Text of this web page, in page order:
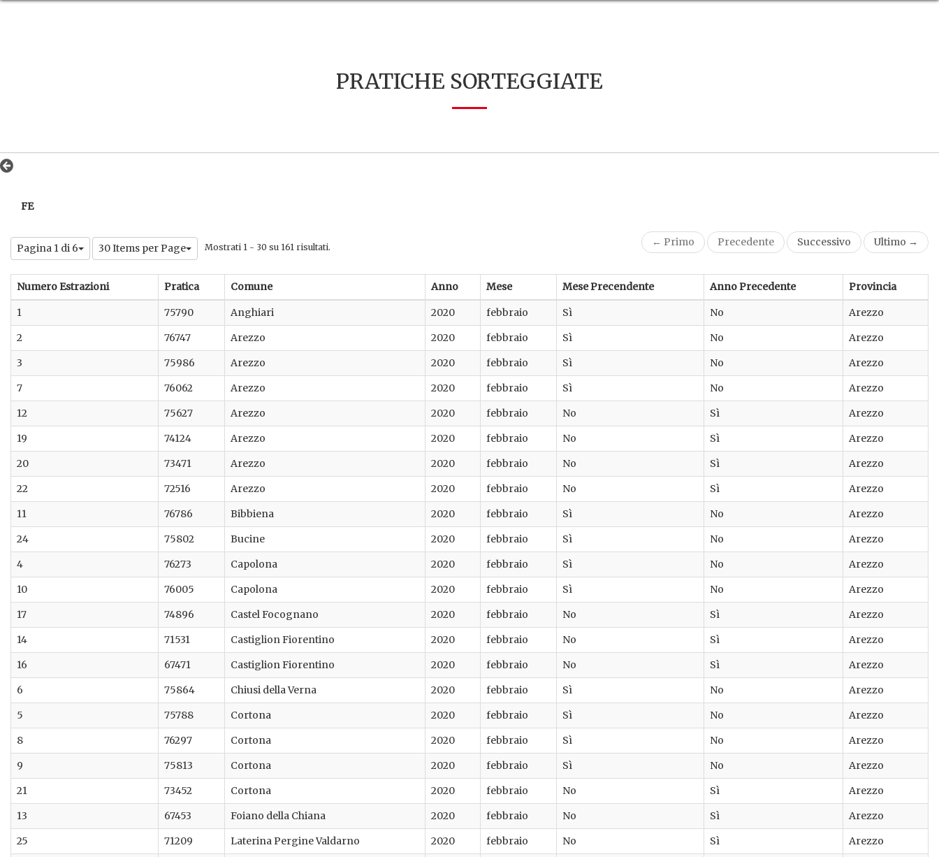
PRATICHE SORTEGGIATE
FE
Pagina 1 di 6 30 Items per Page Mostrati 1 - 30 su 161 risultati. ← Primo Precedente Successivo Ultimo →
Numero Estrazioni Pratica Comune Anno Mese Mese Precendente Anno Precedente Provincia
1 75790 Anghiari 2020 febbraio Sì No
Arezzo
2
76747 Arezzo 2020 febbraio Sì No
Arezzo
3
75986 Arezzo 2020 febbraio Sì No
Arezzo
7
76062 Arezzo 2020 febbraio Sì No
Arezzo
12
75627 Arezzo 2020 febbraio No Sì
Arezzo
19
74124 Arezzo 2020 febbraio No Sì
Arezzo
20
73471 Arezzo 2020 febbraio No Sì
Arezzo
22
72516 Arezzo 2020 febbraio No Sì
Arezzo
11
76786 Bibbiena 2020 febbraio Sì No
Arezzo
24
75802 Bucine 2020 febbraio Sì No
Arezzo
4
76273 Capolona 2020 febbraio Sì No
Arezzo
10
76005 Capolona 2020 febbraio Sì No
Arezzo
17
74896 Castel Focognano 2020 febbraio No Sì
Arezzo
14
71531 Castiglion Fiorentino 2020 febbraio No Sì
Arezzo
16
67471 Castiglion Fiorentino 2020 febbraio No Sì
Arezzo
6
75864 Chiusi della Verna 2020 febbraio Sì No
Arezzo
5
75788 Cortona 2020 febbraio Sì No
Arezzo
8
76297 Cortona 2020 febbraio Sì No
Arezzo
9
75813 Cortona 2020 febbraio Sì No
Arezzo
21
73452 Cortona 2020 febbraio No Sì
Arezzo
13
67453 Foiano della Chiana 2020 febbraio No Sì
Arezzo
25
71209 Laterina Pergine Valdarno 2020 febbraio No Sì
Arezzo